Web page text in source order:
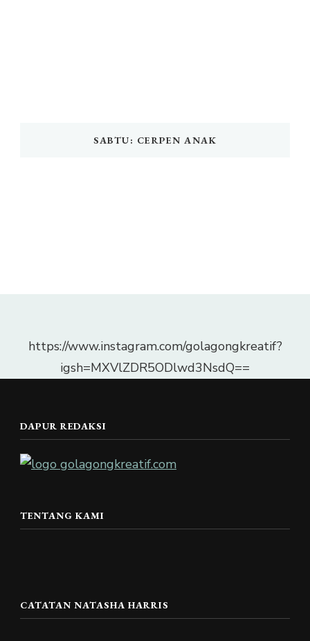
SABTU: CERPEN ANAK
https://www.instagram.com/golagongkreatif?
igsh=MXVlZDR5ODlwd3NsdQ==
DAPUR REDAKSI
TENTANG KAMI
CATATAN NATASHA HARRIS